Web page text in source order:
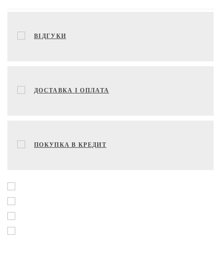
ВІДГУКИ
ДОСТАВКА І ОПЛАТА
ПОКУПКА В КРЕДИТ